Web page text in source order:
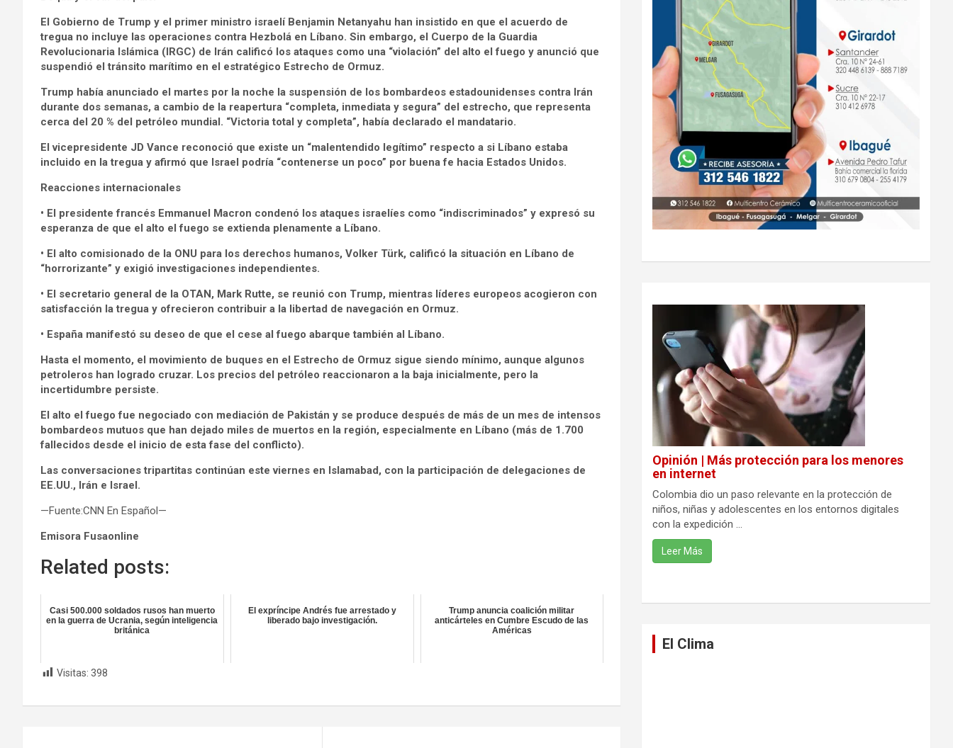
El Gobierno de Trump y el primer ministro israelí Benjamin Netanyahu han insistido en que el acuerdo de
tregua no incluye las operaciones contra Hezbolá en Líbano. Sin embargo, el Cuerpo de la Guardia
Revolucionaria Islámica (IRGC) de Irán calificó los ataques como una “violación” del alto el fuego y anunció que
suspendió el tránsito marítimo en el estratégico Estrecho de Ormuz.
Trump había anunciado el martes por la noche la suspensión de los bombardeos estadounidenses contra Irán
durante dos semanas, a cambio de la reapertura “completa, inmediata y segura” del estrecho, que representa
cerca del 20 % del petróleo mundial. “Victoria total y completa”, había declarado el mandatario.
El vicepresidente JD Vance reconoció que existe un “malentendido legítimo” respecto a si Líbano estaba
incluido en la tregua y afirmó que Israel podría “contenerse un poco” por buena fe hacia Estados Unidos.
Reacciones internacionales
• El presidente francés Emmanuel Macron condenó los ataques israelíes como “indiscriminados” y expresó su
esperanza de que el alto el fuego se extienda plenamente a Líbano.
• El alto comisionado de la ONU para los derechos humanos, Volker Türk, calificó la situación en Líbano de
“horrorizante” y exigió investigaciones independientes.
• El secretario general de la OTAN, Mark Rutte, se reunió con Trump, mientras líderes europeos acogieron con
satisfacción la tregua y ofrecieron contribuir a la libertad de navegación en Ormuz.
• España manifestó su deseo de que el cese al fuego abarque también al Líbano.
Hasta el momento, el movimiento de buques en el Estrecho de Ormuz sigue siendo mínimo, aunque algunos
petroleros han logrado cruzar. Los precios del petróleo reaccionaron a la baja inicialmente, pero la
incertidumbre persiste.
El alto el fuego fue negociado con mediación de Pakistán y se produce después de más de un mes de intensos
bombardeos mutuos que han dejado miles de muertos en la región, especialmente en Líbano (más de 1.700
fallecidos desde el inicio de esta fase del conflicto).
Las conversaciones tripartitas continúan este viernes en Islamabad, con la participación de delegaciones de
EE.UU., Irán e Israel.
—Fuente:CNN En Español—
Emisora Fusaonline
Related posts:
Casi 500.000 soldados rusos han muerto
en la guerra de Ucrania, según inteligencia
británica
El expríncipe Andrés fue arrestado y
liberado bajo investigación.
Trump anuncia coalición militar
anticárteles en Cumbre Escudo de las
Américas
Visitas: 398
Opinión | Más protección para los menores
en internet
Colombia dio un paso relevante en la protección de
niños, niñas y adolescentes en los entornos digitales
con la expedición ...
Leer Más
El Clima